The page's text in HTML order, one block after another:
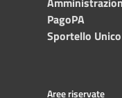
PagoPA
Sportello
Aree riservate